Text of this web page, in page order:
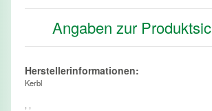
Angaben zur
Herstellerinformationen:
Kerbl
, ,